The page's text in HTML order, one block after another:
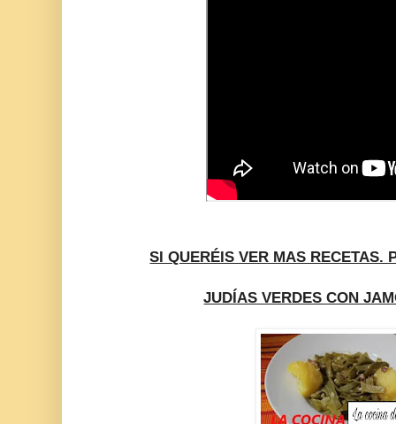
SI QUERÉIS VER MAS RECETAS.
JUDÍAS VERDES CON